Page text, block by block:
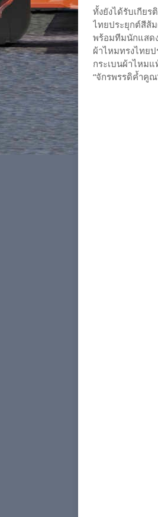
ทั้งยังได้รับเกียร
ไทยประยุกต์สีส้
พร้อมทีมนักแสด
ผ้าไหมทรงไทย
กระเบนผ้าไหม
“จักรพรรดิค้ำคูณ